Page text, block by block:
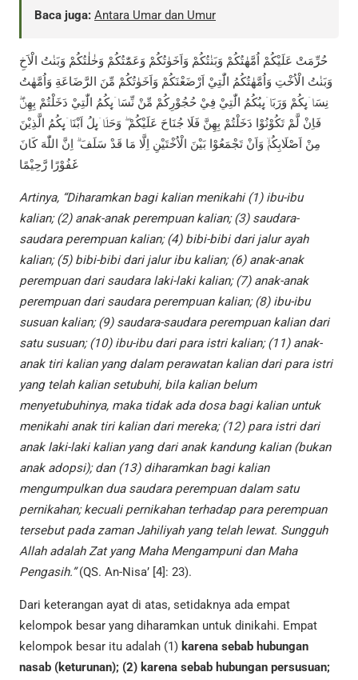
Baca juga: Antara Umar dan Umur
حُرِّمَتْ عَلَيْكُمْ اُمَّهٰتُكُمْ وَبَنٰتُكُمْ وَاَخَوٰتُكُمْ وَعَمّٰتُكُمْ وَخٰلٰتُكُمْ وَبَنٰتُ الْاَخِ
وَبَنٰتُ الْاُخْتِ وَاُمَّهٰتُكُمُ الّٰتِيْ اَرْضَعْنَكُمْ وَاَخَوٰتُكُمْ مِّنَ الرَّضَاعَةِ وَاُمَّهٰتُ
نِسَاۤىِٕكُمْ وَرَبَاۤىِٕبُكُمُ الّٰتِيْ فِيْ حُجُوْرِكُمْ مِّنْ نِّسَاۤىِٕكُمُ الّٰتِيْ دَخَلْتُمْ بِهِنَّۖ
فَاِنْ لَّمْ تَكُوْنُوْا دَخَلْتُمْ بِهِنَّ فَلَا جُنَاحَ عَلَيْكُمْ ۖ وَحَلَاۤىِٕلُ اَبْنَاۤىِٕكُمُ الَّذِيْنَ
مِنْ اَصْلَابِكُمْۙ وَاَنْ تَجْمَعُوْا بَيْنَ الْاُخْتَيْنِ اِلَّا مَا قَدْ سَلَفَ ۗ اِنَّ اللّٰهَ كَانَ
غَفُوْرًا رَّحِيْمًا
Artinya, “Diharamkan bagi kalian menikahi (1) ibu-ibu
kalian; (2) anak-anak perempuan kalian; (3) saudara-
saudara perempuan kalian; (4) bibi-bibi dari jalur ayah
kalian; (5) bibi-bibi dari jalur ibu kalian; (6) anak-anak
perempuan dari saudara laki-laki kalian; (7) anak-anak
perempuan dari saudara perempuan kalian; (8) ibu-ibu
susuan kalian; (9) saudara-saudara perempuan kalian dari
satu susuan; (10) ibu-ibu dari para istri kalian; (11) anak-
anak tiri kalian yang dalam perawatan kalian dari para istri
yang telah kalian setubuhi, bila kalian belum
menyetubuhinya, maka tidak ada dosa bagi kalian untuk
menikahi anak tiri kalian dari mereka; (12) para istri dari
anak laki-laki kalian yang dari anak kandung kalian (bukan
anak adopsi); dan (13) diharamkan bagi kalian
mengumpulkan dua saudara perempuan dalam satu
pernikahan; kecuali pernikahan terhadap para perempuan
tersebut pada zaman Jahiliyah yang telah lewat. Sungguh
Allah adalah Zat yang Maha Mengampuni dan Maha
Pengasih.”(QS. An-Nisa’ [4]: 23).
Dari keterangan ayat di atas, setidaknya ada empat
kelompok besar yang diharamkan untuk dinikahi. Empat
kelompok besar itu adalah (1) karena sebab hubungan
nasab (keturunan); (2) karena sebab hubungan persusuan;